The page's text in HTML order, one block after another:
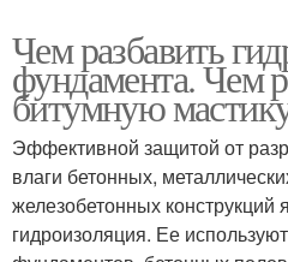
Чем разбавить
фундамента. Чем
битумную
Эффективной защитой от
влаги бетонных,
железобетонных конструкций
гидроизоляция. Ее